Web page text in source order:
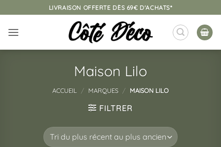
au
contenu
LIVRAISON OFFERTE DÈS 69€ D'ACHATS*
Maison Lilo
ACCUEIL / MARQUES / MAISON LILO
FILTRER